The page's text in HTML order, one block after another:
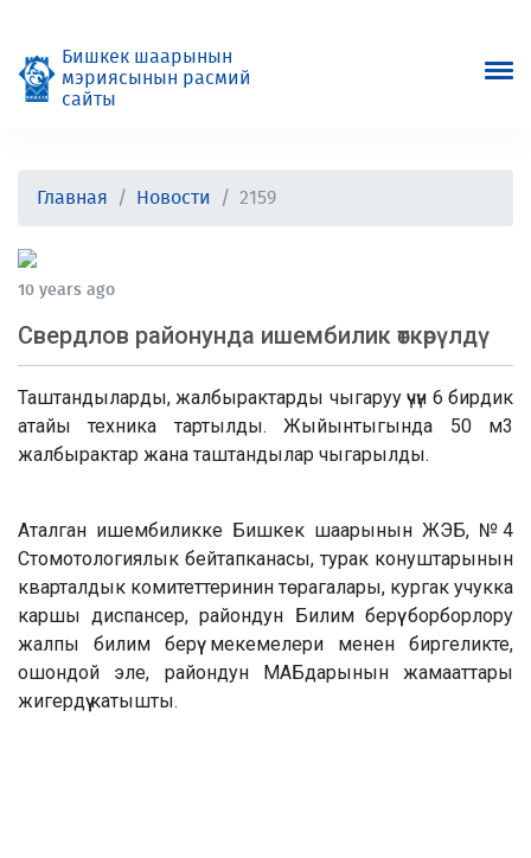
Бишкек шаарынын
мэриясынын расмий
сайты
Главная Новости 2159
10 years ago
Свердлов районунда ишембилик өткөрүлдү
Таштандыларды, жалбырактарды чыгаруу үчүн 6 бирдик
атайы техника тартылды. Жыйынтыгында 50 м3
жалбырактар жана таштандылар чыгарылды.
Аталган ишембиликке Бишкек шаарынын ЖЭБ, №4
Стомотологиялык бейтапканасы, турак конуштарынын
кварталдык комитеттеринин төрагалары, кургак учукка
каршы диспансер, райондун Билим берүү борборлору
жалпы билим берүү мекемелери менен биргеликте,
ошондой эле, райондун МАБдарынын жамааттары
жигердүү катышты.